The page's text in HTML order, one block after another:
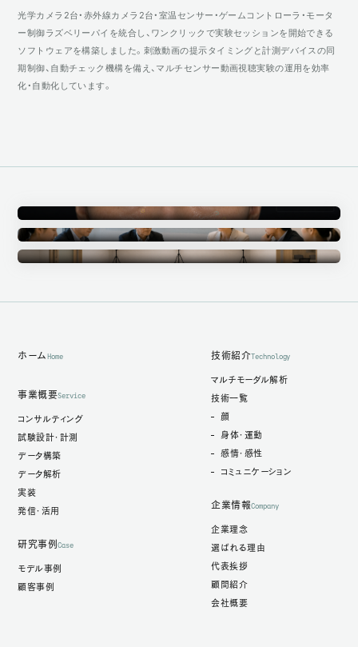
光学カメラ2台・赤外線カメラ2台・室温センサー・ゲームコントローラ・モータ
ー制御ラズベリーパイを統合し、ワンクリックで実験セッションを開始できる
ソフトウェアを構築しました。刺激動画の提示タイミングと計測デバイスの同
期制御、自動チェック機構を備え、マルチセンサー動画視聴実験の運用を効率
化・自動化しています。
アノテーション事業
ホーム Home
事業概要Service
コンサルティング
試験設計・計測
データ構築
データ解析
実装
発信・活用
研究事例Case
モデル事例
顧客事例
技術紹介Technology
マルチモーダル解析
技術一覧
顔
身体・運動
感情・感性
コミュニケーション
企業情報Company
企業理念
選ばれる理由
代表挨拶
顧問紹介
会社概要